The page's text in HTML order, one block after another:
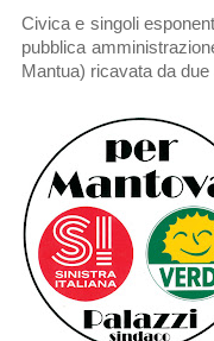
Civica e singoli
pubblica
Mantua) ricavata da